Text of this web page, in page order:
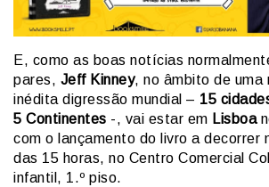
E, como as boas notícias
pares, Jeff Kinney, no âmbito de uma
inédita digressão mundial – 15
5 Continentes -, vai estar em Lisboa
com o lançamento do livro a decorrer
das 15 horas, no Centro Comercial
infantil, 1.º piso.